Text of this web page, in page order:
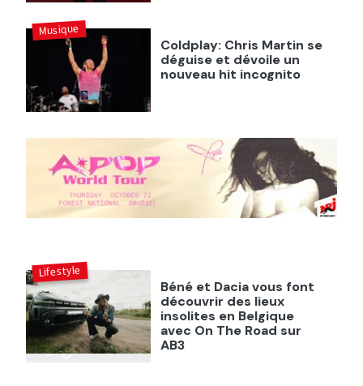
Coldplay: Chris Martin se
déguise et dévoile un
nouveau hit incognito
Musique
Béné et Dacia vous font
découvrir des lieux
insolites en Belgique
avec On The Road sur
AB3
Lifestyle